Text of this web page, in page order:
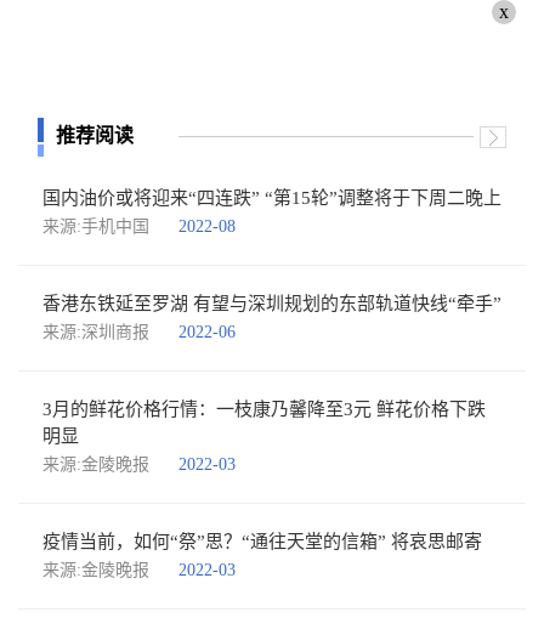
x
推荐阅读
国内油价或将迎来“四连跌” “第15轮”调整将于下周二晚上
来源:手机中国 2022-08
香港东铁延至罗湖 有望与深圳规划的东部轨道快线“牵手”
来源:深圳商报 2022-06
3月的鲜花价格行情：一枝康乃馨降至3元 鲜花价格下跌
明显
来源:金陵晚报 2022-03
疫情当前，如何“祭”思？“通往天堂的信箱” 将哀思邮寄
来源:金陵晚报 2022-03